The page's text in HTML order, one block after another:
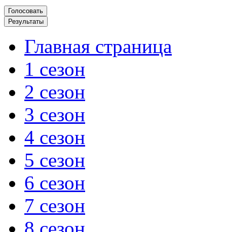
Главная страница
1 сезон
2 сезон
3 сезон
4 сезон
5 сезон
6 сезон
7 сезон